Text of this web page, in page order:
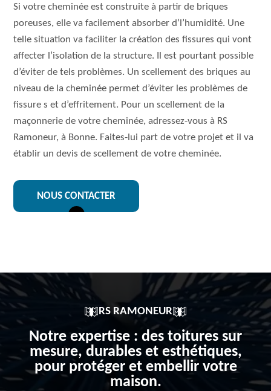
Si votre cheminée est construite à partir de briques
poreuses, elle va facilement absorber d’l’humidité. Une
telle situation va faciliter la création des fissures qui vont
affecter l’isolation de la structure. Il est pourtant possible
d’éviter de tels problèmes. Un scellement des briques au
niveau de la cheminée permet d’éviter les problèmes de
fissure s et d’effritement. Pour un scellement de la
maçonnerie de votre cheminée, adressez-vous à RS
Ramoneur, à Bonne. Faites-lui part de votre projet et il va
établir un devis de scellement de votre cheminée.
NOUS CONTACTER
RS RAMONEUR
Notre expertise : des toitures sur
mesure, durables et esthétiques,
pour protéger et embellir votre
maison.